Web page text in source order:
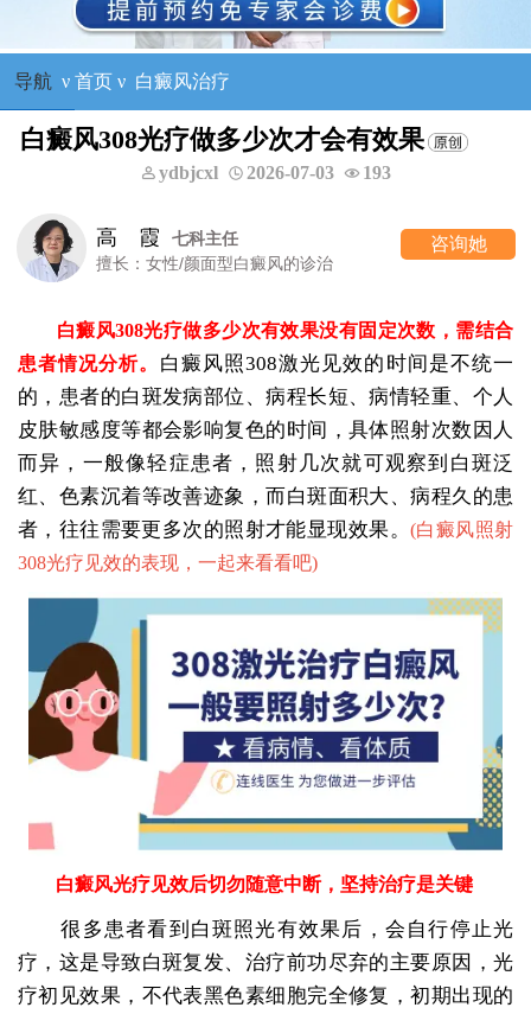
导航 ν 首页ν 白癜风治疗
白癜风308光疗做多少次才会有效果
ydbjcxl 2026-07-03 193
高 霞
七科主任
擅长：女性/颜面型白癜风的诊治
白癜风308光疗做多少次有效果没有固定次数，需结合
患者情况分析。 白癜风照308激光见效的时间是不统一
的，患者的白斑发病部位、病程长短、病情轻重、个人
皮肤敏感度等都会影响复色的时间，具体照射次数因人
而异，一般像轻症患者，照射几次就可观察到白斑泛
红、色素沉着等改善迹象，而白斑面积大、病程久的患
者，往往需要更多次的照射才能显现效果。 (白癜风照射
308光疗见效的表现，一起来看看吧)
白癜风光疗见效后切勿随意中断，坚持治疗是关键
很多患者看到白斑照光有效果后，会自行停止光
疗，这是导致白斑复发、治疗前功尽弃的主要原因，光
疗初见效果，不代表黑色素细胞完全修复，初期出现的